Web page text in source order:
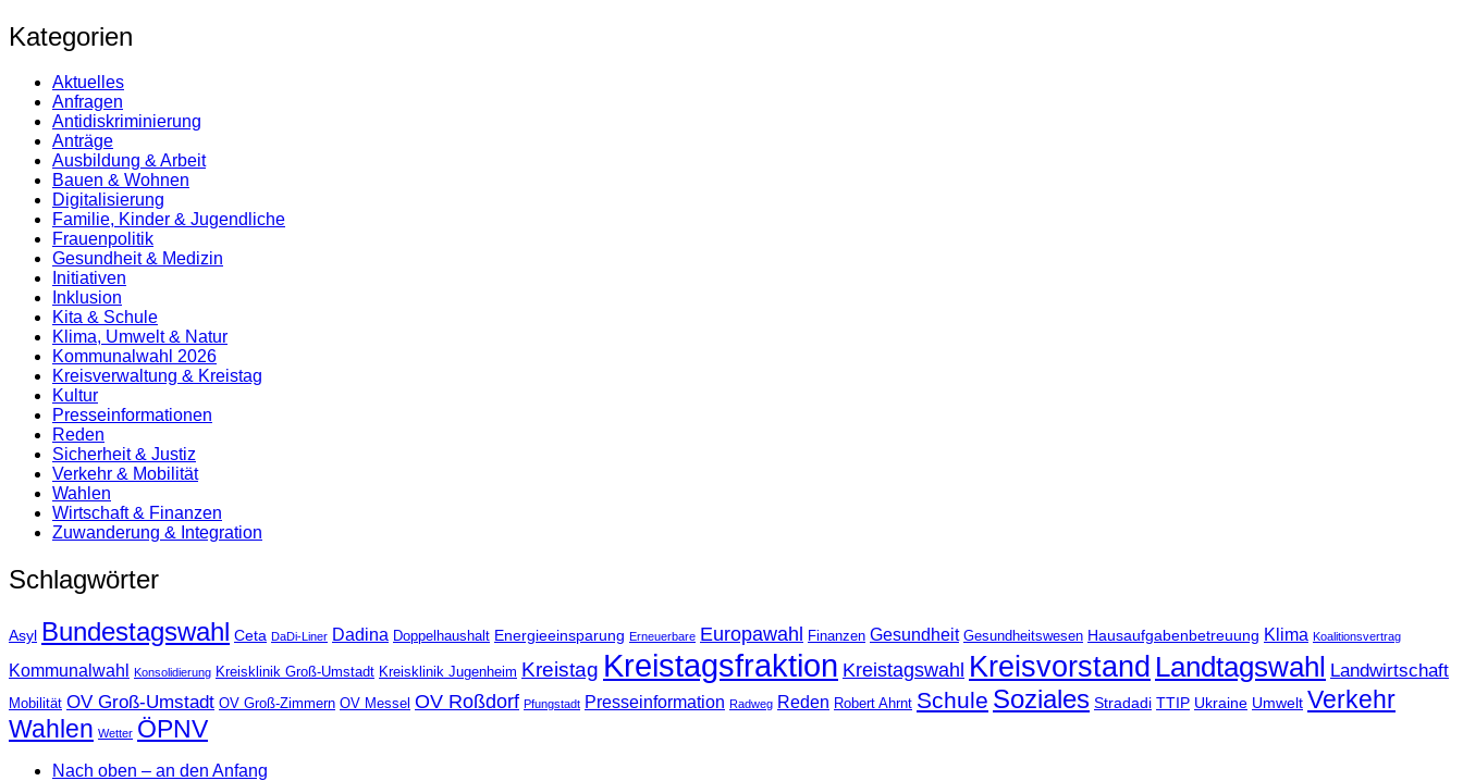
Kategorien
Aktuelles
Anfragen
Antidiskrimi­nierung
Anträge
Ausbildung & Arbeit
Bauen & Wohnen
Digitalisierung
Familie, Kinder & Jugendliche
Frauenpolitik
Gesundheit & Medizin
Initiativen
Inklusion
Kita & Schule
Klima, Umwelt & Natur
Kommunalwahl 2026
Kreisverwaltung & Kreistag
Kultur
Presse­informationen
Reden
Sicherheit & Justiz
Verkehr & Mobilität
Wahlen
Wirtschaft & Finanzen
Zuwanderung & Integration
Schlagwörter
Asyl Bundestagswahl Ceta DaDi-Liner Dadina Doppelhaushalt Energieeinsparung Erneuerbare Europawahl Finanzen Gesundheit Gesundheitswesen Hausaufgabenbetreuung Klima Koalitionsvertrag
Kommunalwahl Konsolidierung Kreisklinik Groß-Umstadt Kreisklinik Jugenheim Kreistag Kreistagsfraktion Kreistagswahl Kreisvorstand Landtagswahl Landwirtschaft
Mobilität OV Groß-Umstadt OV Groß-Zimmern OV Messel OV Roßdorf Pfungstadt Presseinformation Radweg Reden Robert Ahrnt Schule Soziales Stradadi TTIP Ukraine Umwelt Verkehr
Wahlen Wetter ÖPNV
Nach oben – an den Anfang